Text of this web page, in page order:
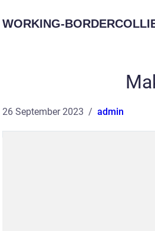
WORKING-
26 September 2023 admin